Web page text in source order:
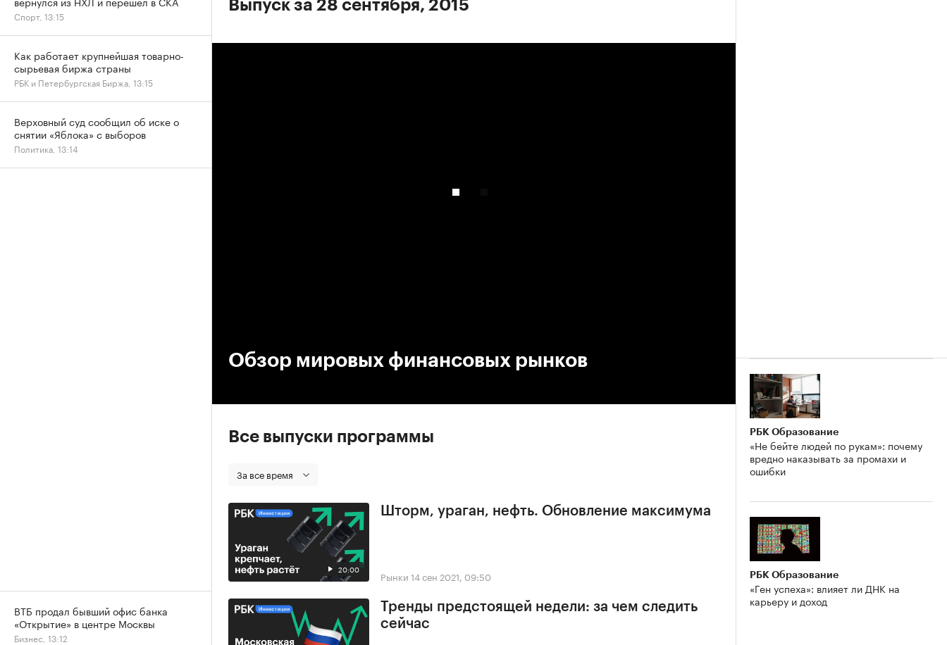
Выпуск за 28 сентября, 2015
Обзор мировых финансовых рынков
Все выпуски программы
За все время
20:00
Шторм, ураган, нефть. Обновление максимума
Рынки 14 сен 2021, 09:50
Тренды предстоящей недели: за чем следить
сейчас
РБК Образование
«Не бейте людей по рукам»: почему
вредно наказывать за промахи и
ошибки
РБК Образование
«Ген успеха»: влияет ли ДНК на
карьеру и доход
Спорт, 13:15
Как работает крупнейшая товарно-
сырьевая биржа страны
РБК и Петербургская Биржа, 13:15
Верховный суд сообщил об иске о
снятии «Яблока» с выборов
Политика, 13:14
ВТБ продал бывший офис банка
«Открытие» в центре Москвы
Бизнес, 13:12